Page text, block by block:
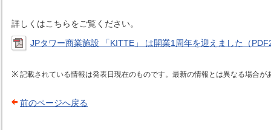
詳しくはこちらをご覧ください。
JPタワー商業施設 「KITTE」 は開業1周年を迎えました（
記載されている情報は発表日現在のものです。最新の情報とは異なる場合が
前のページへ戻る